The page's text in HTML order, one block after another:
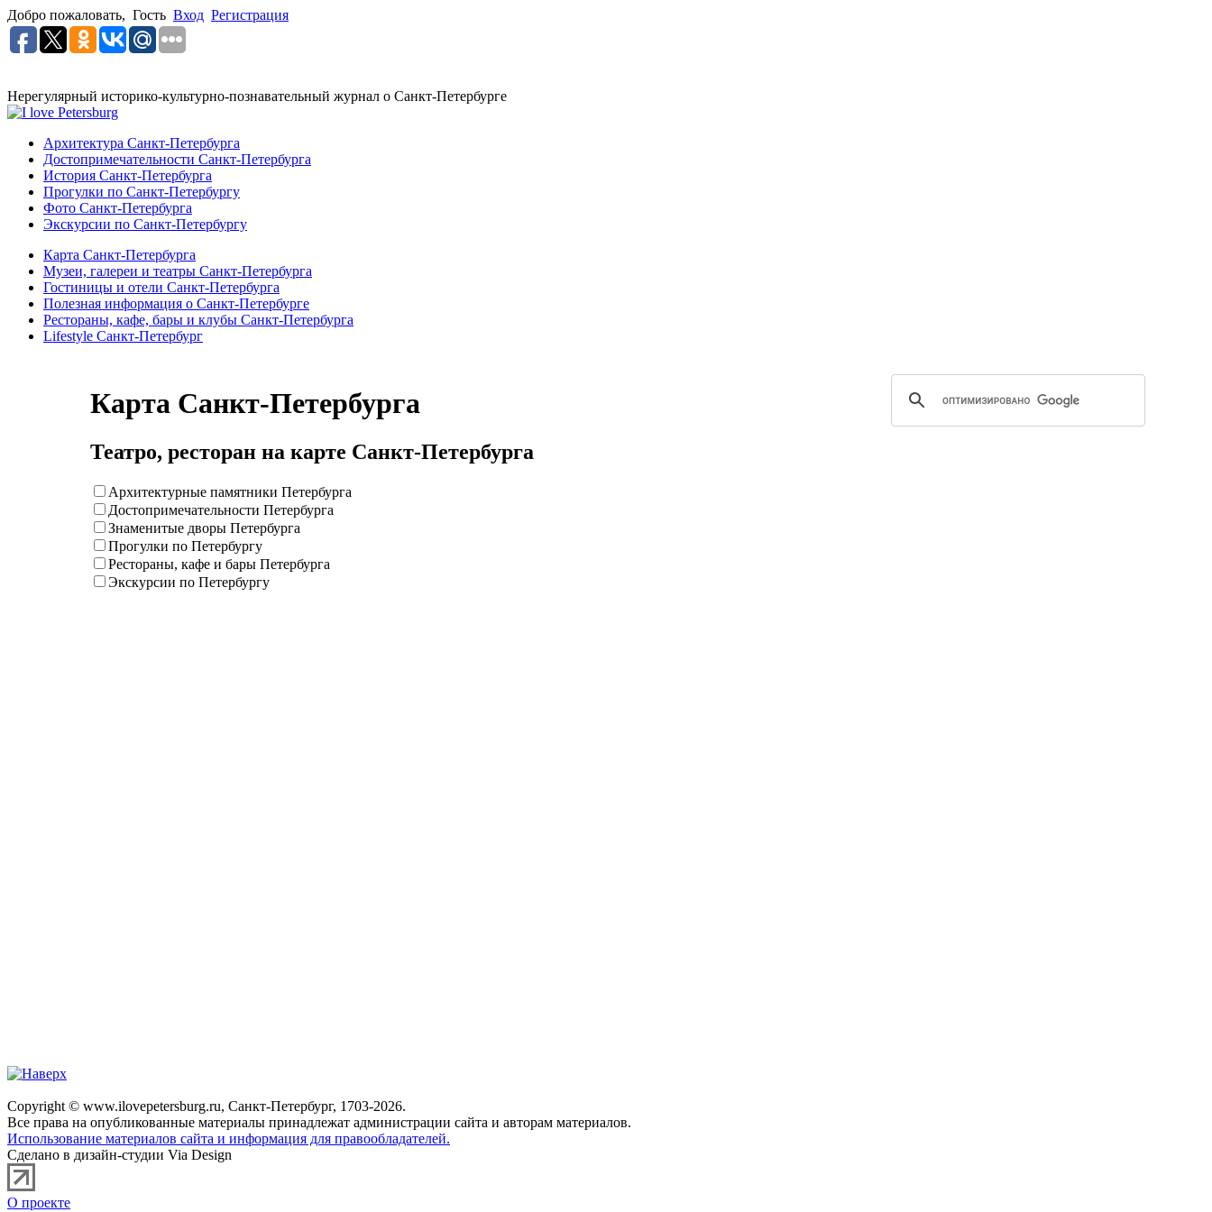
Добро пожаловать, Гость Вход Регистрация
Нерегулярный историко-культурно-познавательный журнал о Санкт-Петербурге
Архитектура Санкт-Петербурга
Достопримечательности Санкт-Петербурга
История Санкт-Петербурга
Прогулки по Санкт-Петербургу
Фото Санкт-Петербурга
Экскурсии по Санкт-Петербургу
Карта Санкт-Петербурга
Музеи, галереи и театры Санкт-Петербурга
Гостиницы и отели Санкт-Петербурга
Полезная информация о Санкт-Петербурге
Рестораны, кафе, бары и клубы Санкт-Петербурга
Lifestyle Санкт-Петербург
Карта Санкт-Петербурга
Театро, ресторан на карте Санкт-Петербурга
Архитектурные памятники Петербурга
Достопримечательности Петербурга
Знаменитые дворы Петербурга
Прогулки по Петербургу
Рестораны, кафе и бары Петербурга
Экскурсии по Петербургу
Copyright © www.ilovepetersburg.ru, Санкт-Петербург, 1703-2026.
Все права на опубликованные материалы принадлежат администрации сайта и авторам материалов.
Использование материалов сайта и информация для правообладателей.
Сделано в дизайн-студии Via Design
О проекте